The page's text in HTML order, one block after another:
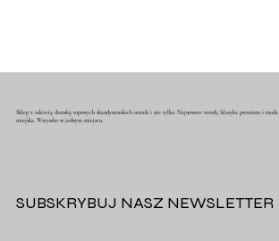
Sklep z odzieżą damską topowych skandynawskich marek i nie tylko. Najnowsze trendy, klasyka premium i moda
miejska. Wszystko w jednym miejscu.
SUBSKRYBUJ NASZ NEWSLETTER